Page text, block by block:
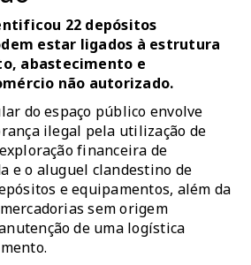
22 depósitos
estar ligados à estrutura
abastecimento e
não autorizado.
do espaço público envolve
ilegal pela utilização de
financeira de
e o aluguel clandestino de
e equipamentos, além da
sem origem
de uma logística